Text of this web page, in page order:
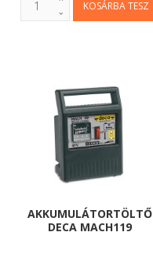
AKKUMULÁTORTÖLTŐ
DECA MACH119